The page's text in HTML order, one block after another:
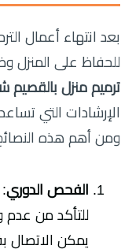
بعد انتهاء أعمال
للحفاظ على المنزل
ترميم منزل بالقصيم
الإرشادات التي
ومن أهم هذه
الفحص الدوري
للتأكد من
يمكن الاتصال